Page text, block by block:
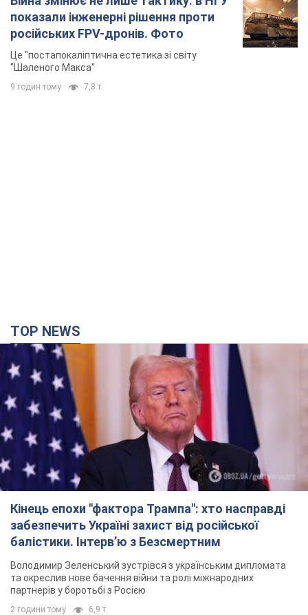
показали інженерні рішення проти
російських FPV-дронів. Фото
Це "постапокаліптична естетика зі світу
"Шаленого Макса"
9 годин тому 7,8 т.
TOP NEWS
Кінець епохи "фактора Трампа": хто насправді
забезпечить Україні захист від російської
балістики. Інтерв’ю з Безсмертним
Володимир Зеленський зустрівся з українським дипломата
та окреслив нове бачення війни та ролі міжнародних
партнерів у боротьбі з Росією
2 години тому 6,9 т.